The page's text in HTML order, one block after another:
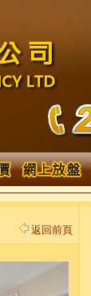
返回前頁